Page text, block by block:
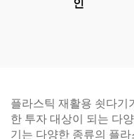
인
플라스틱 재활용 쇳다기
한 투자 대상이 되는 다
기는 다양한 종류의 플